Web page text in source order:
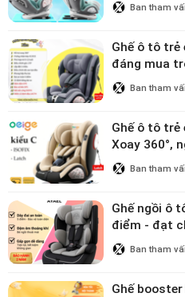
Ban tham
Ghế ô tô trẻ
đáng mua
Ban tham
Ghế ô tô trẻ
Xoay 360°,
linh hoạt
Ban tham
Ghế ngồi ô
điểm - đạt
10 tuổi
Ban tham
Ghế booster